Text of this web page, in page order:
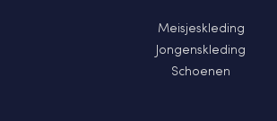
Meisjeskleding
Jongenskleding
Schoenen